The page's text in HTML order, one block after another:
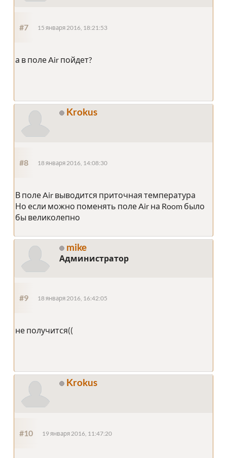
#7 15 января 2016, 18:21:53
а в поле Air пойдет?
Krokus
#8 18 января 2016, 14:08:30
В поле Air выводится приточная температура
Но если можно поменять поле Air на Room было
бы великолепно
mike
Администратор
#9 18 января 2016, 16:42:05
не получится((
Krokus
#10 19 января 2016, 11:47:20